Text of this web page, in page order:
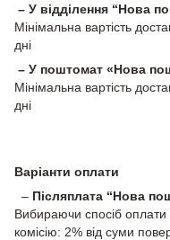
– У відділення “Нова
Мінімальна вартість
дні
– У поштомат «Нова
Мінімальна вартість
дні
Варіанти оплати
– Післяплата “Нова
Вибираючи спосіб оплати
комісію: 2% від суми